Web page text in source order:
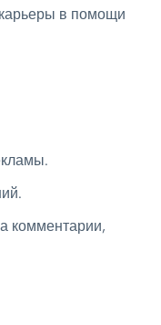
в помощи
комментарии,